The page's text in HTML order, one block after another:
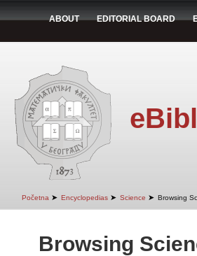
ABOUT EDITORIAL BOARD
Početna ➤ Encyclopedias ➤ Science ➤ Browsing
Browsing